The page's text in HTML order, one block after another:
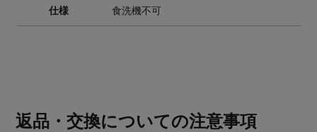
仕様 食洗機不可
返品・交換についての注意事項